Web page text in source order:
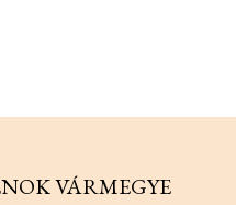
VÁRMEGYE